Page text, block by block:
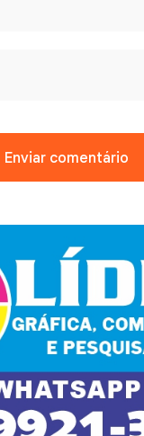
Enviar comentário